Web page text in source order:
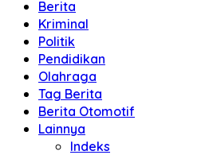
Berita
Kriminal
Politik
Pendidikan
Olahraga
Tag Berita
Berita Otomotif
Lainnya
Indeks